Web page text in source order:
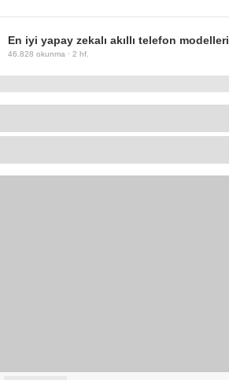
En iyi yapay zekalı akıllı telefon modelleri
46.828 okunma · 2 hf.